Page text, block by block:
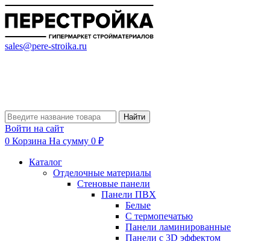
sales@pere-stroika.ru
Найти
Войти на сайт
0 Корзина На сумму 0 ₽
Каталог
Отделочные материалы
Стеновые панели
Панели ПВХ
Белые
С термопечатью
Панели ламинированные
Панели с 3D эффектом